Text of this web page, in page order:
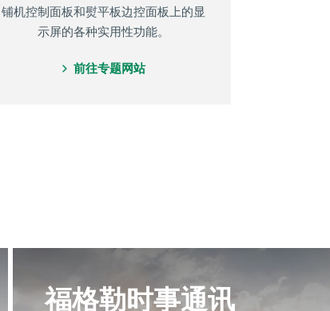
铺机控制面板和熨平板边控面板上的显
示屏的各种实用性功能。
前往专题网站
福格勒时事通讯